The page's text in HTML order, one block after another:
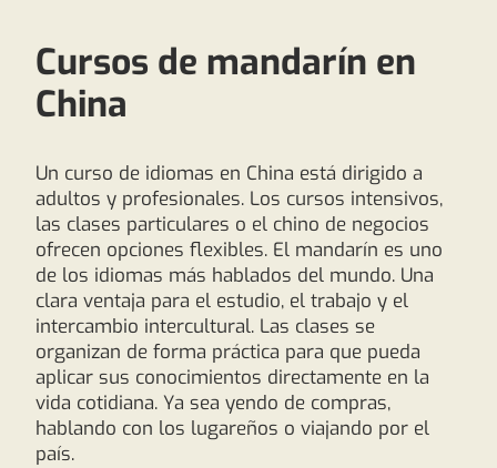
Cursos de mandarín en
China
Un curso de idiomas en China está dirigido a
adultos y profesionales. Los cursos intensivos,
las clases particulares o el chino de negocios
ofrecen opciones flexibles. El mandarín es uno
de los idiomas más hablados del mundo. Una
clara ventaja para el estudio, el trabajo y el
intercambio intercultural. Las clases se
organizan de forma práctica para que pueda
aplicar sus conocimientos directamente en la
vida cotidiana. Ya sea yendo de compras,
hablando con los lugareños o viajando por el
país.